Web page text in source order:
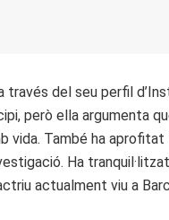
través del seu perfil
però ella argumenta
També ha
Ha
actualment viu a